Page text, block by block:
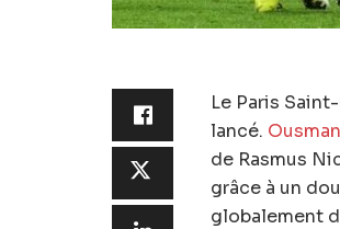
Le Paris
lancé.
de Rasmus
grâce à un
globalement